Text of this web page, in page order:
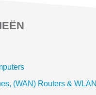
(WAN) Routers & WLAN